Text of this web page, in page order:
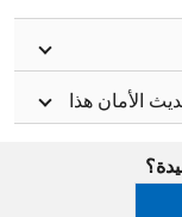
الأمان هذا